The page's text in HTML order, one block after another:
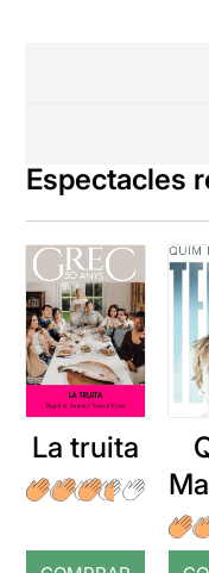
Espectacles
La truita
r: